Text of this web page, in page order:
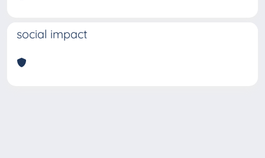
social impact